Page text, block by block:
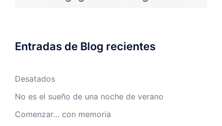
Entradas de Blog recientes
Desatados
No es el sueño de una noche de verano
Comenzar… con memoria